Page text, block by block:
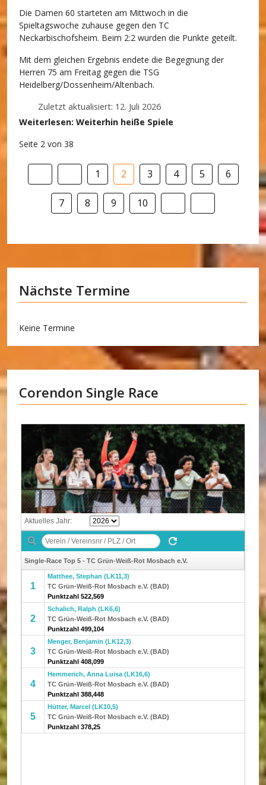
Die Damen 60 starteten am Mittwoch in die
Spieltagswoche zuhause gegen den TC
Neckarbischofsheim. Beim 2:2 wurden die Punkte geteilt.
Mit dem gleichen Ergebnis endete die Begegnung der
Herren 75 am Freitag gegen die TSG
Heidelberg/Dossenheim/Altenbach.
Zuletzt aktualisiert: 12. Juli 2026
Weiterlesen: Weiterhin heiße Spiele
Seite 2 von 38
1 2 3 4 5 6
7 8 9 10
Nächste Termine
Keine Termine
Corendon Single Race